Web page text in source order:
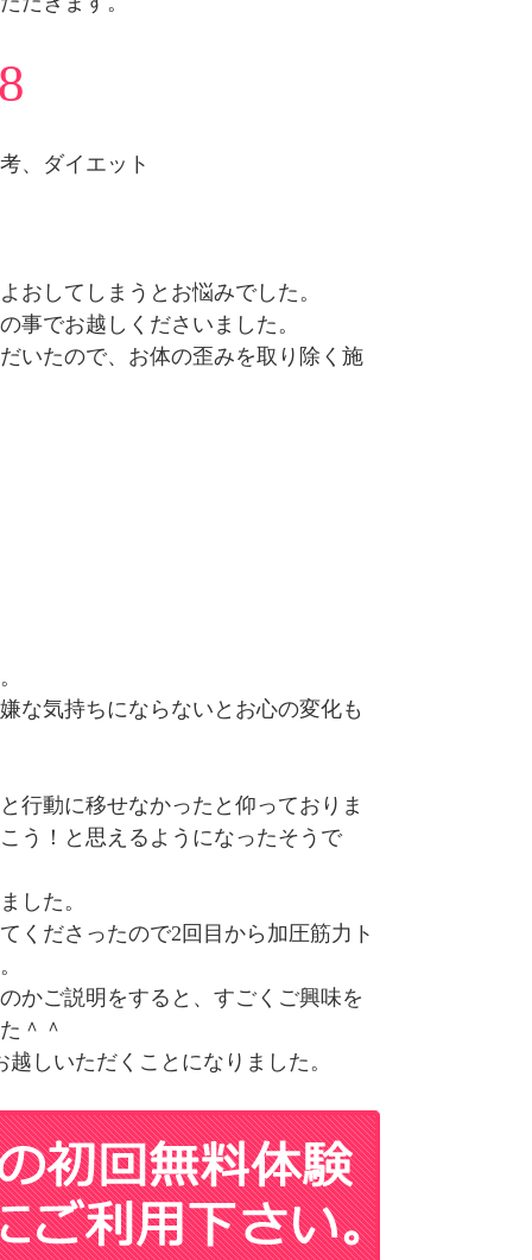
、ダイエット
おしてしまうとお悩みでした。
事でお越しくださいました。
いたので、お体の歪みを取り除く施
な気持ちにならないとお心の変化も
行動に移せなかったと仰っておりま
う！と思えるようになったそうで
した。
くださったので2回目から加圧筋力ト
かご説明をすると、すごくご興味を
＾＾
しいただくことになりました。